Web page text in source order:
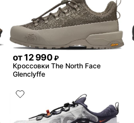
от12 990 ₽
Кроссовки The North Face
Glenclyffe